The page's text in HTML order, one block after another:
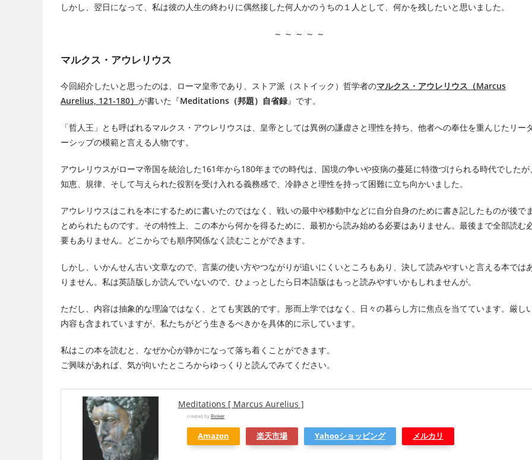
しかし、翌日になって、私は彼の人生の終わりに偶然接した何人かのうちの１人として、何かを残したいと思いました。
～ ～ ～ ～ ～
マルクス・アウレリウス
今回紹介したいと思ったのは、ローマ皇帝であり、ストア派（ストイック）哲学者のマルクス・アウレリウス（Marcus
Aurelius, 121-180） が書いた『Meditations（邦題）自省録』です。
「哲人王」とも呼ばれるマルクス・アウレリウスは、皇帝としては異例の謙虚さと理性を持ち、他者への奉仕を重んじたリー
ーシップの模範と言える人物です。
アウレリウスがローマ帝国を統治した161年から180年までの時代は、国境の争いや疫病の蔓延に特徴づけられる時代でしたが
知恵、規律、そして与えられた役割を受け入れる義務感で、冷静さと理性を持って困難に立ち向かいました。
アウレリウスはこれを本にするために書いたのではなく、戦いの最中や移動中などに自分自身のために書き記したものが後で
とめられたものです。その特性上、この本から何かを得るために、最初から読み始める必要はありません。最後まで全部読む
要もありません。どこからでも順序関係なく読むことができます。
しかし、いかんせん古い文章なので、言葉の使い方やつながりが追いにくいところもあり、決して読みやすいと言える本では
りません。私は英語版しか読んでいないので、ひょっとしたら日本語版はもっと読みやすいかもしれませんが。
ただし、内容は抽象的な理論ではなく、とても実践的です。形而上学ではなく、日々の暮らし方に焦点を当てています。厳し
内容も含まれていますが、私たちがどう生きるべきかを具体的に示しています。
私はこの本を読むと、なぜか心が静かになって落ち着くことができます。
ご興味があれば、気が向いたところからゆっくりと読んでみてください。
Meditations [ Marcus Aurelius ]
created byRinker
Amazon 楽天市場 Yahooショッピング メルカリ